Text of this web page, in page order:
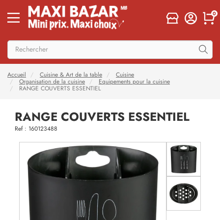
0
Accueil Cuisine & Art de la table
Cuisine
Organisation de la cuisine
Equipements pour la cuisine
RANGE COUVERTS ESSENTIEL
RANGE COUVERTS ESSENTIEL
Ref : 160123488